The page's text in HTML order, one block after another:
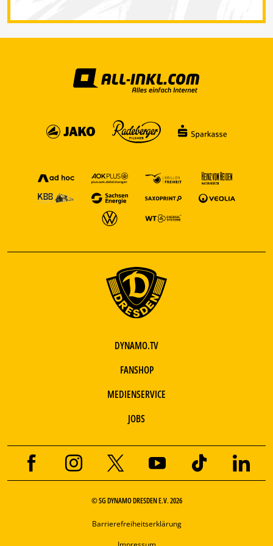
DYNAMO.TV
FANSHOP
MEDIENSERVICE
JOBS
© SG DYNAMO DRESDEN E.V. 2026
Barrierefreiheitserklärung